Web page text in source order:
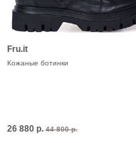
Fru.it
Кожаные ботинки
26 880 р. 44 800 р.